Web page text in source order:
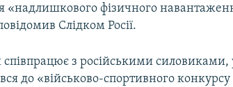
«надлишкового фізичного
Слідком Росії.
співпрацює з російськими
до «військово-спортивного